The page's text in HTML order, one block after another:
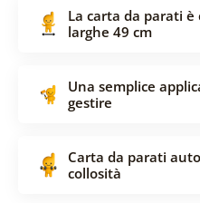
La carta da parati è
larghe 49 cm
Una semplice
gestire
Carta da parati
collosità